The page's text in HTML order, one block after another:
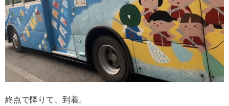
終点で降りて、到着。